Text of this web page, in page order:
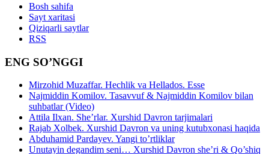
Bosh sahifa
Sayt xaritasi
Qiziqarli saytlar
RSS
ENG SO’NGGI
Mirzohid Muzaffar. Hechlik va Hellados. Esse
Najmiddin Komilov. Tasavvuf & Najmiddin Komilov bilan
suhbatlar (Video)
Attila Ilxan. She’rlar. Xurshid Davron tarjimalari
Rajab Xolbek. Xurshid Davron va uning kutubxonasi haqida
Abduhamid Pardayev. Yangi to’rtliklar
Unutayin degandim seni… Xurshid Davron she’ri & Qo’shiq